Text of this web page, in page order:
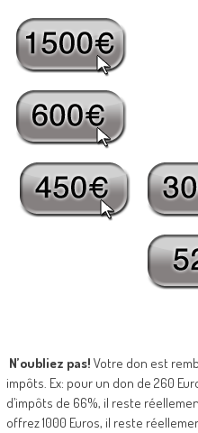
N’oubliez pas! Votre don est
impôts. Ex: pour un don de 260
d’impôts de 66%, il reste
offrez 1000 Euros, il reste